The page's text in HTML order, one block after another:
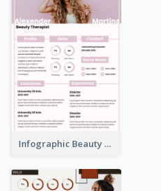
Infographic Beauty Consultant Resume